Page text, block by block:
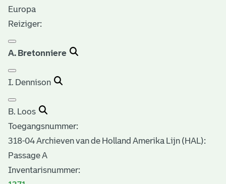
Europa
Reiziger:
A. Bretonniere
I. Dennison
B. Loos
Toegangsnummer:
318-04 Archieven van de Holland Amerika Lijn (HAL):
Passage A
Inventarisnummer: